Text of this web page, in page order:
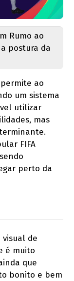
Rumo ao
postura da
ao
um sistema
utilizar
mas
FIFA
perto da
visual de
é muito
que
bonito e bem